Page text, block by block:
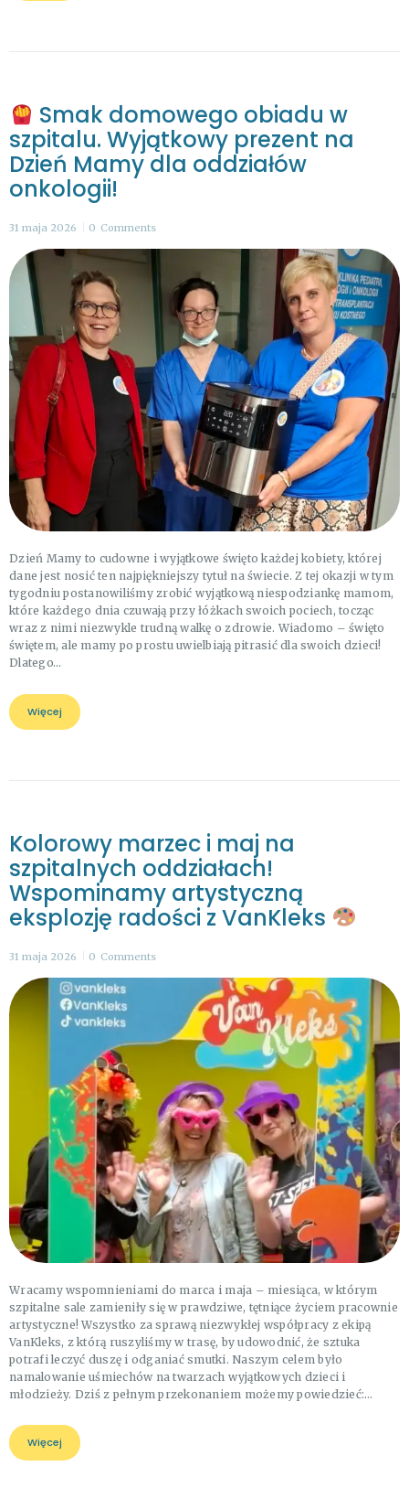
Smak domowego obiadu w
szpitalu. Wyjątkowy prezent na
Dzień Mamy dla oddziałów
onkologii!
31 maja 2026 0 Comments
Dzień Mamy to cudowne i wyjątkowe święto każdej kobiety, której
dane jest nosić ten najpiękniejszy tytuł na świecie. Z tej okazji w tym
tygodniu postanowiliśmy zrobić wyjątkową niespodziankę mamom,
które każdego dnia czuwają przy łóżkach swoich pociech, tocząc
wraz z nimi niezwykle trudną walkę o zdrowie. Wiadomo – święto
świętem, ale mamy po prostu uwielbiają pitrasić dla swoich dzieci!
Dlatego…
Więcej
Kolorowy marzec i maj na
szpitalnych oddziałach!
Wspominamy artystyczną
eksplozję radości z VanKleks
31 maja 2026 0 Comments
Wracamy wspomnieniami do marca i maja – miesiąca, w którym
szpitalne sale zamieniły się w prawdziwe, tętniące życiem pracownie
artystyczne! Wszystko za sprawą niezwykłej współpracy z ekipą
VanKleks, z którą ruszyliśmy w trasę, by udowodnić, że sztuka
potrafi leczyć duszę i odganiać smutki. Naszym celem było
namalowanie uśmiechów na twarzach wyjątkowych dzieci i
młodzieży. Dziś z pełnym przekonaniem możemy powiedzieć:…
Więcej